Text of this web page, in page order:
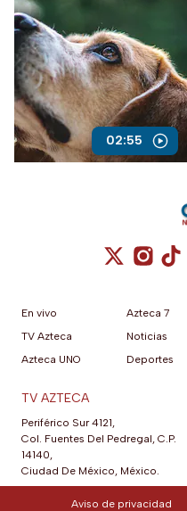
02:55
Cuenta
En vivo
TV Azteca
Azteca UNO
Azteca 7
Noticias
Deportes
TV AZTECA
Periférico Sur 4121,
Col. Fuentes Del Pedregal, C.P.
14140,
Ciudad De México, México.
Aviso de privacidad